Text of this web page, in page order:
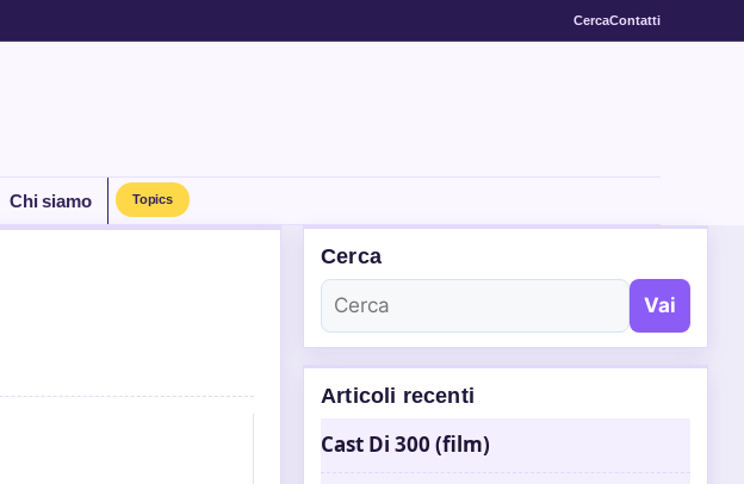
CercaContatti
Chi siamo Topics
Cerca
Vai
Articoli recenti
Cast Di 300 (film)